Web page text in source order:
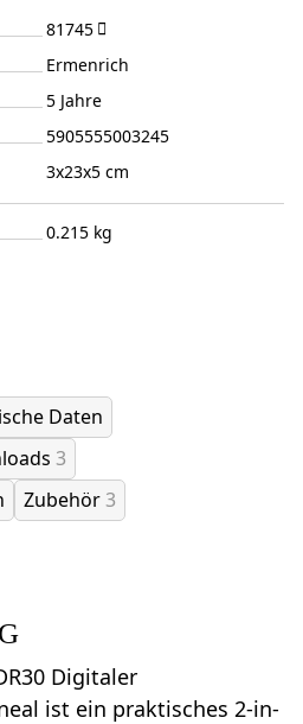
81745
Ermenrich
5 Jahre
5905555003245
3x23x5 cm
0.215 kg
Daten
3
Zubehör3
Digitaler
ist ein praktisches 2-in-